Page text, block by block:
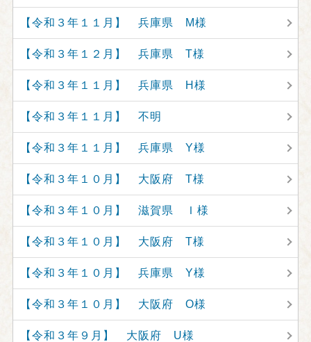
【令和３年１１月】 兵庫県 M様
【令和３年１２月】 兵庫県 T様
【令和３年１１月】 兵庫県 H様
【令和３年１１月】 不明
【令和３年１１月】 兵庫県 Y様
【令和３年１０月】 大阪府 T様
【令和３年１０月】 滋賀県 Ｉ様
【令和３年１０月】 大阪府 T様
【令和３年１０月】 兵庫県 Y様
【令和３年１０月】 大阪府 O様
【令和３年９月】 大阪府 U様